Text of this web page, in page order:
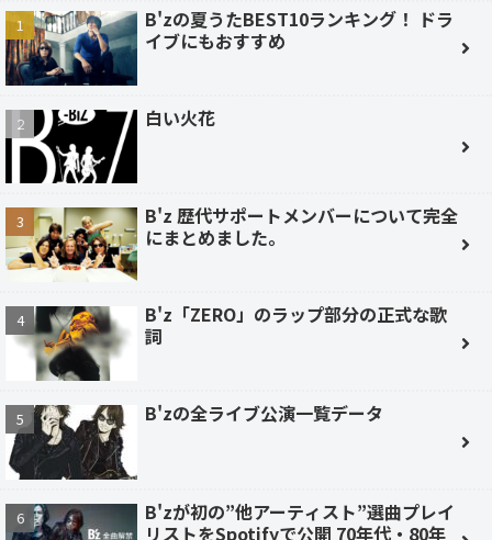
B'zの夏うたBEST10ランキング！ ドラ
イブにもおすすめ
白い火花
B'z 歴代サポートメンバーについて完全
にまとめました。
B'z「ZERO」のラップ部分の正式な歌
詞
B'zの全ライブ公演一覧データ
B'zが初の”他アーティスト”選曲プレイ
リストをSpotifyで公開 70年代・80年